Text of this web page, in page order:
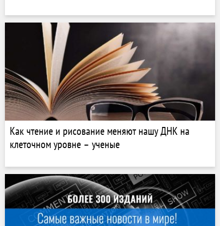
Как чтение и рисование меняют нашу ДНК на
клеточном уровне – ученые